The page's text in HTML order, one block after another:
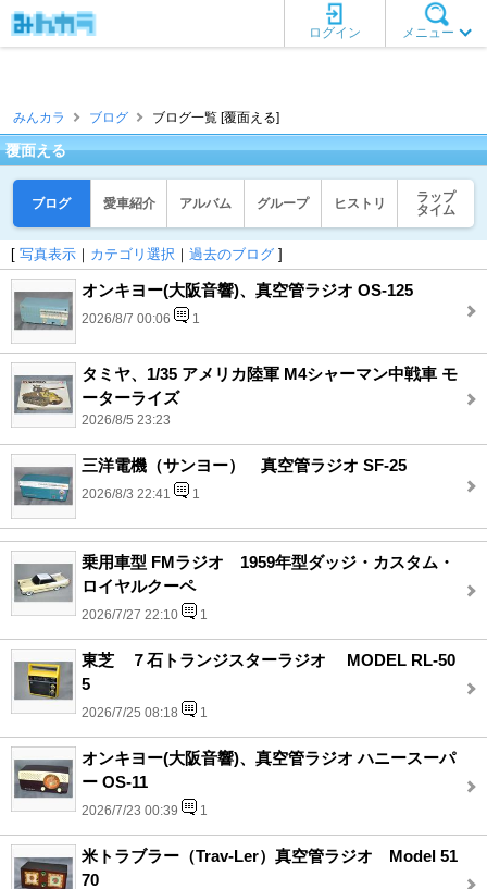
メニュー
ログイン
みんカラ ブログ ブログ一覧 [覆面える]
覆面える
ブログ 愛車紹介 アルバム グループ ヒストリ
ラップ
タイム
[ 写真表示 ｜ カテゴリ選択 ｜ 過去のブログ ]
オンキヨー(大阪音響)、真空管ラジオ OS-125
2026/8/7 00:06 1
タミヤ、1/35 アメリカ陸軍 M4シャーマン中戦車 モ
ーターライズ
2026/8/5 23:23
三洋電機（サンヨー） 真空管ラジオ SF-25
2026/8/3 22:41 1
乗用車型 FMラジオ 1959年型ダッジ・カスタム・
ロイヤルクーペ
2026/7/27 22:10 1
東芝 ７石トランジスターラジオ MODEL RL-50
5
2026/7/25 08:18 1
オンキヨー(大阪音響)、真空管ラジオ ハニースーパ
ー OS-11
2026/7/23 00:39 1
米トラブラー（Trav-Ler）真空管ラジオ Model 51
70